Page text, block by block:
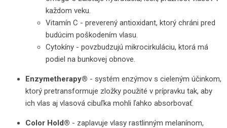
každom veku.
Vitamín C - preverený antioxidant, ktorý chráni pred
budúcim poškodením vlasu.
Cytokíny - povzbudzujú mikrocirkuláciu, ktorá má
podiel na bunkovej obnove.
Enzymetherapy® - systém enzýmov s cieleným účinkom,
ktorý pretransformuje zložky použité v prípravku tak, aby
ich vlas aj vlasová cibuľka mohli ľahko absorbovať.
Color Hold® - zaplavuje vlasy rastlinným melanínom,